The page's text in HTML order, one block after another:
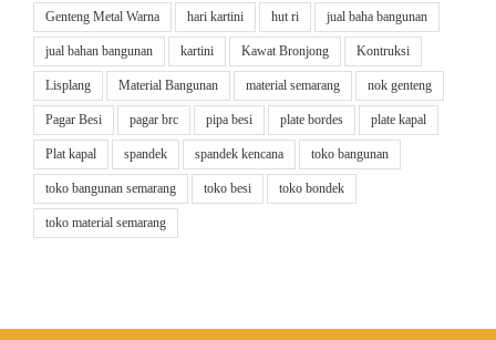
Genteng Metal Warna hari kartini hut ri jual baha bangunan
jual bahan bangunan kartini Kawat Bronjong Kontruksi
Lisplang Material Bangunan material semarang nok genteng
Pagar Besi pagar brc pipa besi plate bordes plate kapal
Plat kapal spandek spandek kencana toko bangunan
toko bangunan semarang toko besi toko bondek
toko material semarang